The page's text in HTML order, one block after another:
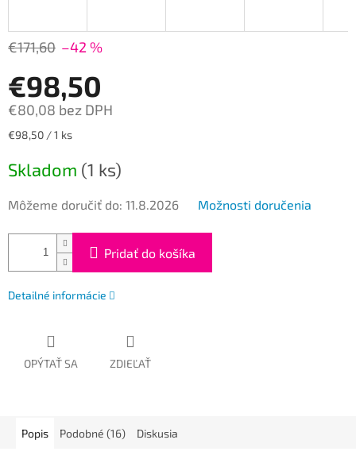
€171,60 –42 %
€98,50
€80,08 bez DPH
Jednotková
€98,50 / 1 ks
Skladom (1 ks)
Môžeme doručiť do: 11.8.2026 Možnosti doručenia
Pridať do košíka
Detailné informácie
OPÝTAŤ SA ZDIEĽAŤ
Popis Podobné (16) Diskusia